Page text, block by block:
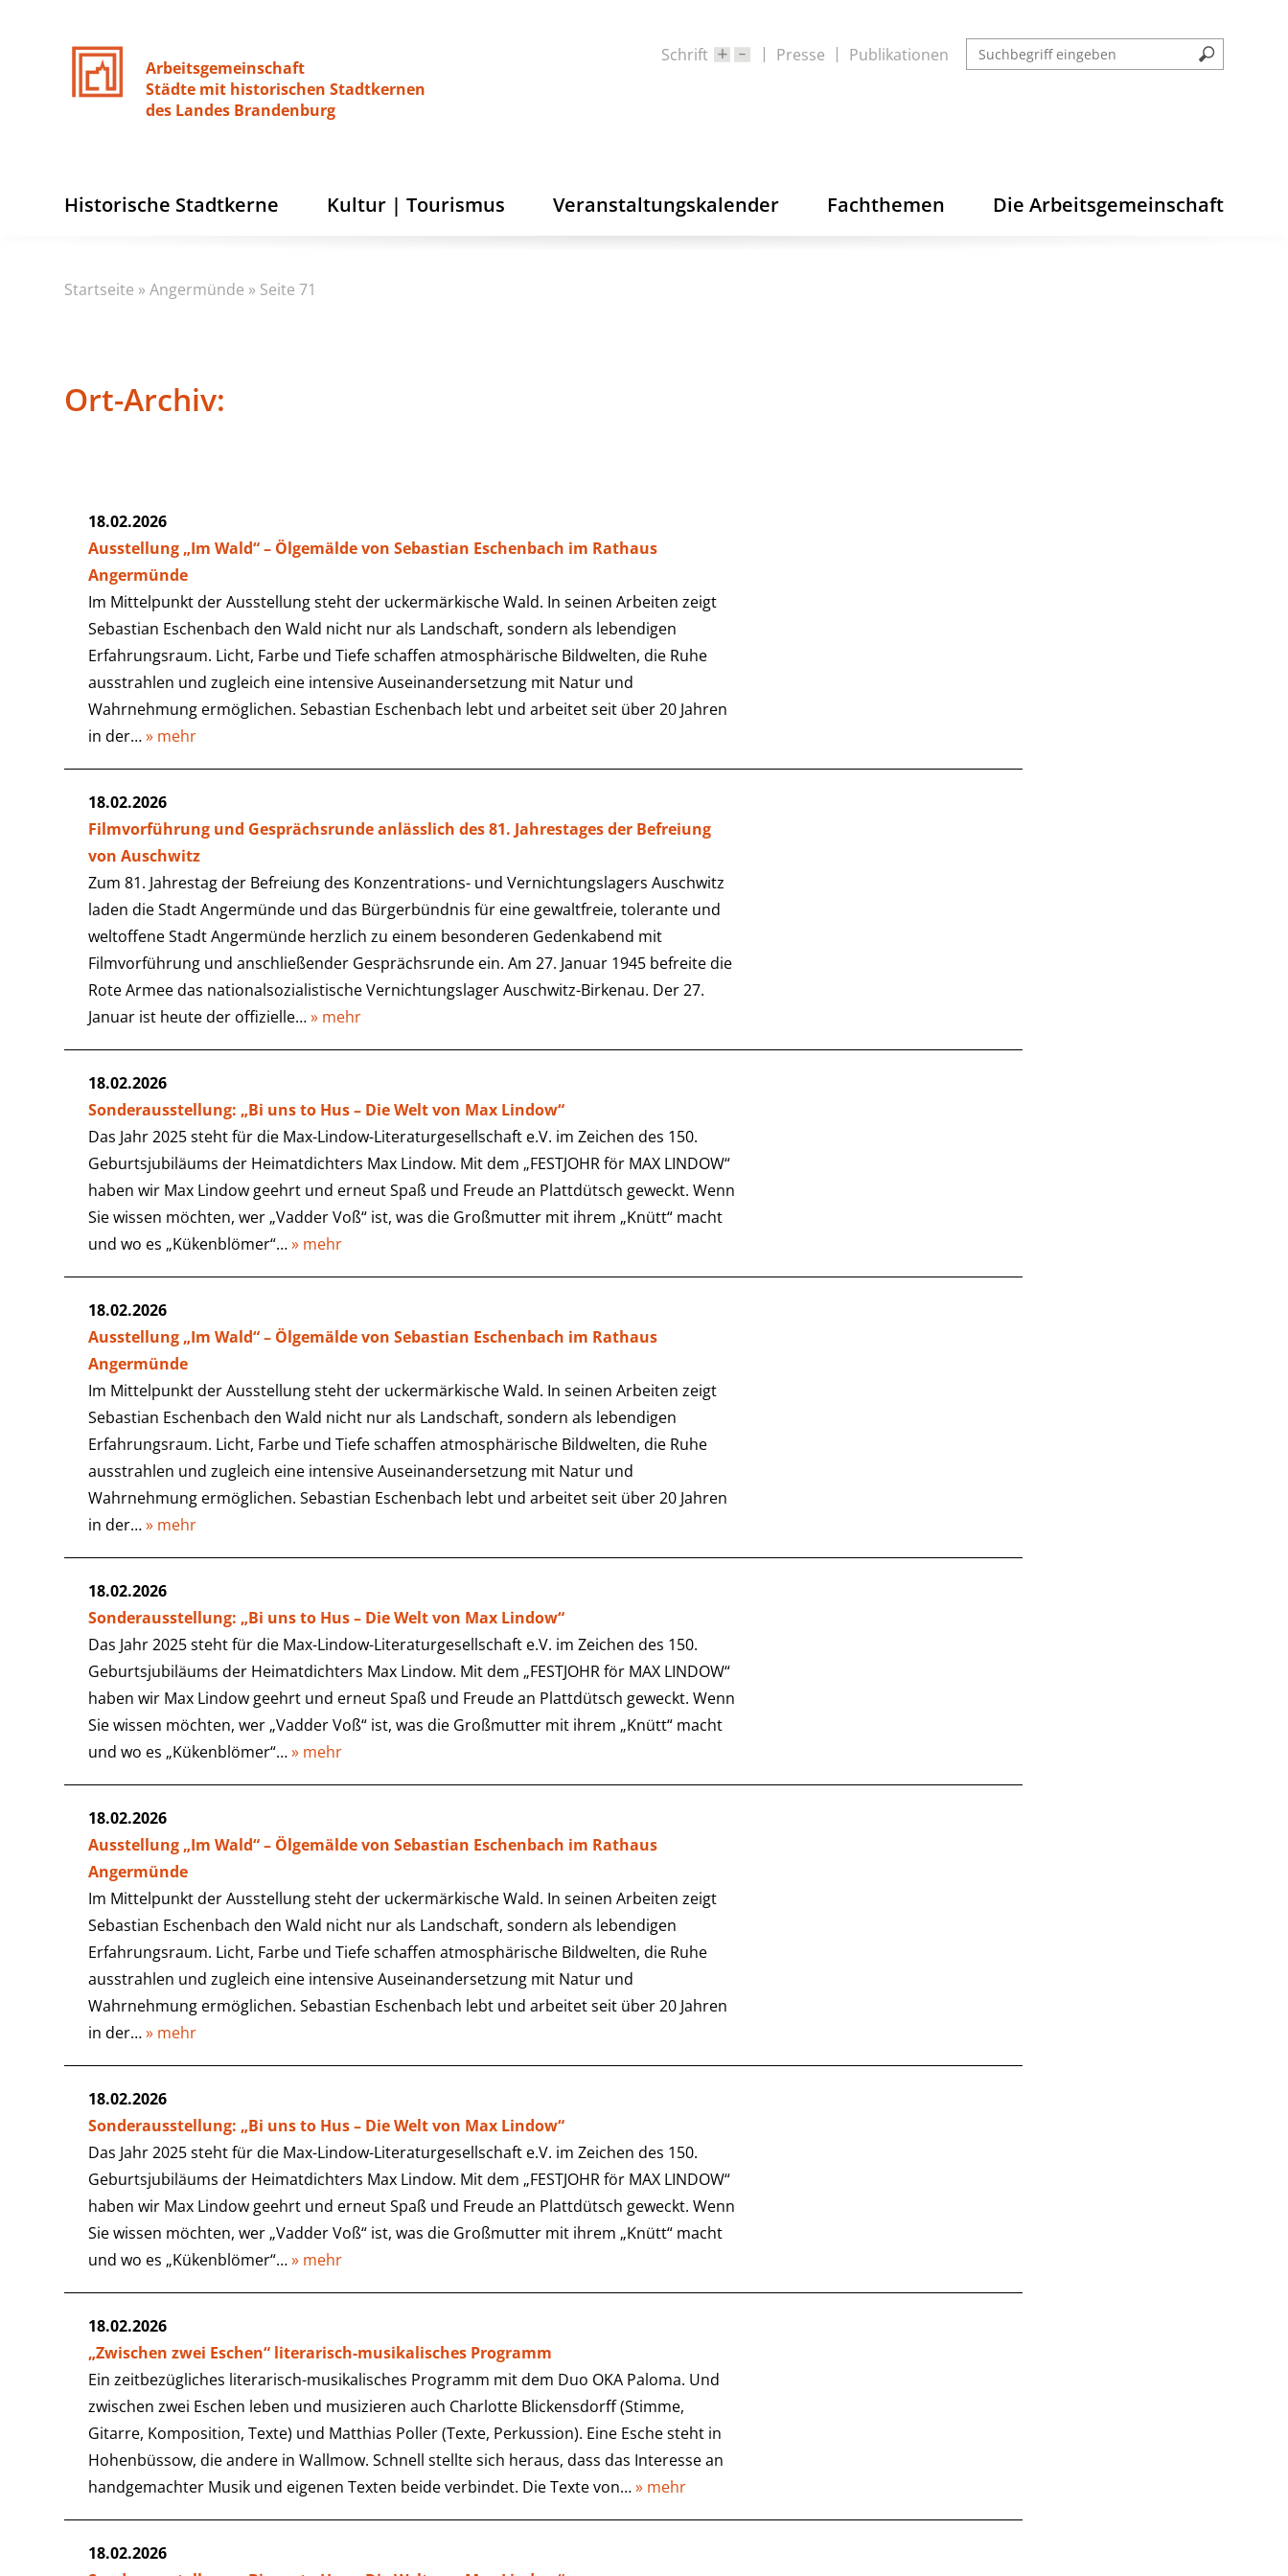
Arbeitsgemeinschaft
Städte mit historischen Stadtkernen
des Landes Brandenburg
Schrift Presse Publikationen
Historische Stadtkerne Kultur | Tourismus Veranstaltungskalender Fachthemen Die Arbeitsgemeinschaft
Startseite »Angermünde » Seite 71
Ort-Archiv:
18.02.2026
Ausstellung „Im Wald“ – Ölgemälde von Sebastian Eschenbach im Rathaus
Angermünde
Im Mittelpunkt der Ausstellung steht der uckermärkische Wald. In seinen Arbeiten zeigt
Sebastian Eschenbach den Wald nicht nur als Landschaft, sondern als lebendigen
Erfahrungsraum. Licht, Farbe und Tiefe schaffen atmosphärische Bildwelten, die Ruhe
ausstrahlen und zugleich eine intensive Auseinandersetzung mit Natur und
Wahrnehmung ermöglichen. Sebastian Eschenbach lebt und arbeitet seit über 20 Jahren
in der…» mehr
18.02.2026
Filmvorführung und Gesprächsrunde anlässlich des 81. Jahrestages der Befreiung
von Auschwitz
Zum 81. Jahrestag der Befreiung des Konzentrations- und Vernichtungslagers Auschwitz
laden die Stadt Angermünde und das Bürgerbündnis für eine gewaltfreie, tolerante und
weltoffene Stadt Angermünde herzlich zu einem besonderen Gedenkabend mit
Filmvorführung und anschließender Gesprächsrunde ein. Am 27. Januar 1945 befreite die
Rote Armee das nationalsozialistische Vernichtungslager Auschwitz-Birkenau. Der 27.
Januar ist heute der offizielle…» mehr
18.02.2026
Sonderausstellung: „Bi uns to Hus – Die Welt von Max Lindow“
Das Jahr 2025 steht für die Max-Lindow-Literaturgesellschaft e.V. im Zeichen des 150.
Geburtsjubiläums der Heimatdichters Max Lindow. Mit dem „FESTJOHR för MAX LINDOW“
haben wir Max Lindow geehrt und erneut Spaß und Freude an Plattdütsch geweckt. Wenn
Sie wissen möchten, wer „Vadder Voß“ ist, was die Großmutter mit ihrem „Knütt“ macht
und wo es „Kükenblömer“…» mehr
18.02.2026
Ausstellung „Im Wald“ – Ölgemälde von Sebastian Eschenbach im Rathaus
Angermünde
Im Mittelpunkt der Ausstellung steht der uckermärkische Wald. In seinen Arbeiten zeigt
Sebastian Eschenbach den Wald nicht nur als Landschaft, sondern als lebendigen
Erfahrungsraum. Licht, Farbe und Tiefe schaffen atmosphärische Bildwelten, die Ruhe
ausstrahlen und zugleich eine intensive Auseinandersetzung mit Natur und
Wahrnehmung ermöglichen. Sebastian Eschenbach lebt und arbeitet seit über 20 Jahren
in der…» mehr
18.02.2026
Sonderausstellung: „Bi uns to Hus – Die Welt von Max Lindow“
Das Jahr 2025 steht für die Max-Lindow-Literaturgesellschaft e.V. im Zeichen des 150.
Geburtsjubiläums der Heimatdichters Max Lindow. Mit dem „FESTJOHR för MAX LINDOW“
haben wir Max Lindow geehrt und erneut Spaß und Freude an Plattdütsch geweckt. Wenn
Sie wissen möchten, wer „Vadder Voß“ ist, was die Großmutter mit ihrem „Knütt“ macht
und wo es „Kükenblömer“…» mehr
18.02.2026
Ausstellung „Im Wald“ – Ölgemälde von Sebastian Eschenbach im Rathaus
Angermünde
Im Mittelpunkt der Ausstellung steht der uckermärkische Wald. In seinen Arbeiten zeigt
Sebastian Eschenbach den Wald nicht nur als Landschaft, sondern als lebendigen
Erfahrungsraum. Licht, Farbe und Tiefe schaffen atmosphärische Bildwelten, die Ruhe
ausstrahlen und zugleich eine intensive Auseinandersetzung mit Natur und
Wahrnehmung ermöglichen. Sebastian Eschenbach lebt und arbeitet seit über 20 Jahren
in der…» mehr
18.02.2026
Sonderausstellung: „Bi uns to Hus – Die Welt von Max Lindow“
Das Jahr 2025 steht für die Max-Lindow-Literaturgesellschaft e.V. im Zeichen des 150.
Geburtsjubiläums der Heimatdichters Max Lindow. Mit dem „FESTJOHR för MAX LINDOW“
haben wir Max Lindow geehrt und erneut Spaß und Freude an Plattdütsch geweckt. Wenn
Sie wissen möchten, wer „Vadder Voß“ ist, was die Großmutter mit ihrem „Knütt“ macht
und wo es „Kükenblömer“…» mehr
18.02.2026
„Zwischen zwei Eschen“ literarisch-musikalisches Programm
Ein zeitbezügliches literarisch-musikalisches Programm mit dem Duo OKA Paloma. Und
zwischen zwei Eschen leben und musizieren auch Charlotte Blickensdorff (Stimme,
Gitarre, Komposition, Texte) und Matthias Poller (Texte, Perkussion). Eine Esche steht in
Hohenbüssow, die andere in Wallmow. Schnell stellte sich heraus, dass das Interesse an
handgemachter Musik und eigenen Texten beide verbindet. Die Texte von…» mehr
18.02.2026